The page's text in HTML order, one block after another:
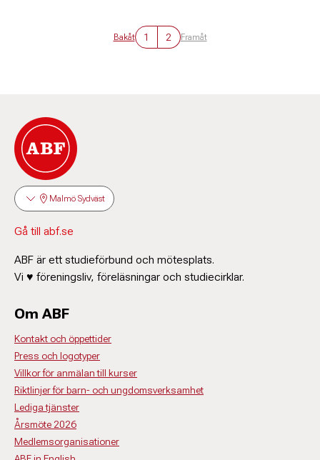
Bakåt 1 2 Framåt
Malmö Sydväst
Gå till abf.se
ABF är ett studieförbund och mötesplats.
Vi ♥ föreningsliv, föreläsningar och studiecirklar.
Om ABF
Kontakt och öppettider
Press och logotyper
Villkor för anmälan till kurser
Riktlinjer för barn- och ungdomsverksamhet
Lediga tjänster
Årsmöte 2026
Medlemsorganisationer